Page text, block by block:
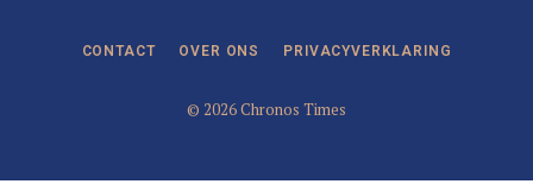
CONTACT OVER ONS PRIVACYVERKLARING
© 2026 Chronos Times